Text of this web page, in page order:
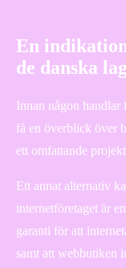
En
de danska
Innan någon handlar
få en överblick över
ett omfattande
Ett annat alternativ
internetföretaget är
garanti för att
samt att webbutiken